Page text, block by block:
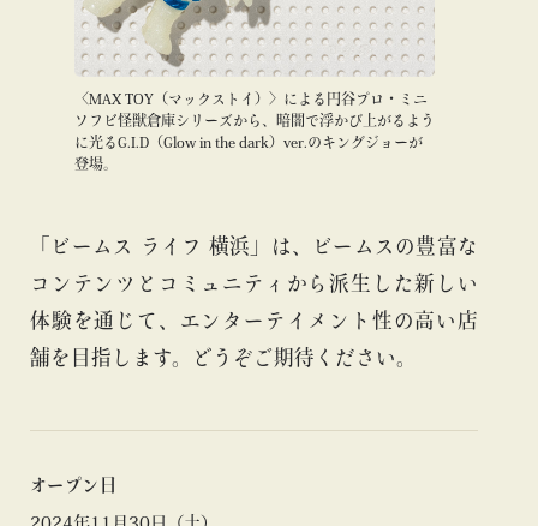
〈MAX TOY（マックストイ）〉による円谷プロ・ミニ
ソフビ怪獣倉庫シリーズから、暗闇で浮かび上がるよう
に光るG.I.D（Glow in the dark）ver.のキングジョーが
登場。
「ビームス ライフ 横浜」は、ビームスの豊富な
コンテンツとコミュニティから派生した新しい
体験を通じて、エンターテイメント性の高い店
舗を目指します。どうぞご期待ください。
オープン日